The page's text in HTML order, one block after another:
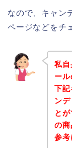
なので、キャン
ページなどをチ
私自
ー
下記
ン
と
の
参考